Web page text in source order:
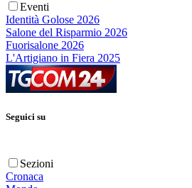
Eventi
Identità Golose 2026
Salone del Risparmio 2026
Fuorisalone 2026
L'Artigiano in Fiera 2025
Seguici su
Sezioni
Cronaca